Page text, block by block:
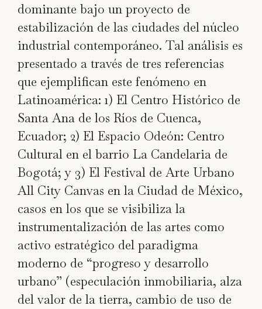
dominante bajo un proyecto de
estabilización de las ciudades del núcleo
industrial contemporáneo. Tal análisis es
presentado a través de tres referencias
que ejemplifican este fenómeno en
Latinoamérica: 1) El Centro Histórico de
Santa Ana de los Ríos de Cuenca,
Ecuador; 2) El Espacio Odeón: Centro
Cultural en el barrio La Candelaria de
Bogotá; y 3) El Festival de Arte Urbano
All City Canvas en la Ciudad de México,
casos en los que se visibiliza la
instrumentalización de las artes como
activo estratégico del paradigma
moderno de “progreso y desarrollo
urbano” (especulación inmobiliaria, alza
del valor de la tierra, cambio de uso de